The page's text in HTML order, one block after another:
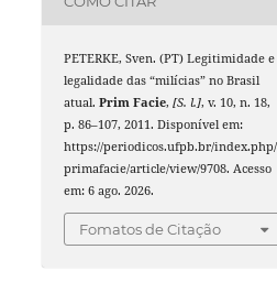
PETERKE, Sven. (PT) Legitimidade e
legalidade das “milícias” no Brasil
atual.Prim Facie,[S. l.], v. 10, n. 18,
p. 86–107, 2011. Disponível em:
https://periodicos.ufpb.br/index.php/
primafacie/article/view/9708. Acesso
em: 6 ago. 2026.
Fomatos de Citação